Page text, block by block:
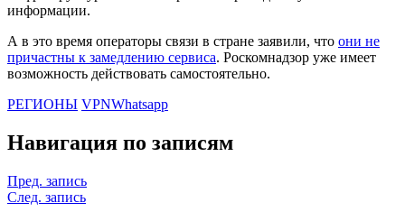
информации.
А в это время операторы связи в стране заявили, что они не
причастны к замедлению сервиса. Роскомнадзор уже имеет
возможность действовать самостоятельно.
РЕГИОНЫ VPNWhatsapp
Навигация по записям
Пред. запись
След. запись